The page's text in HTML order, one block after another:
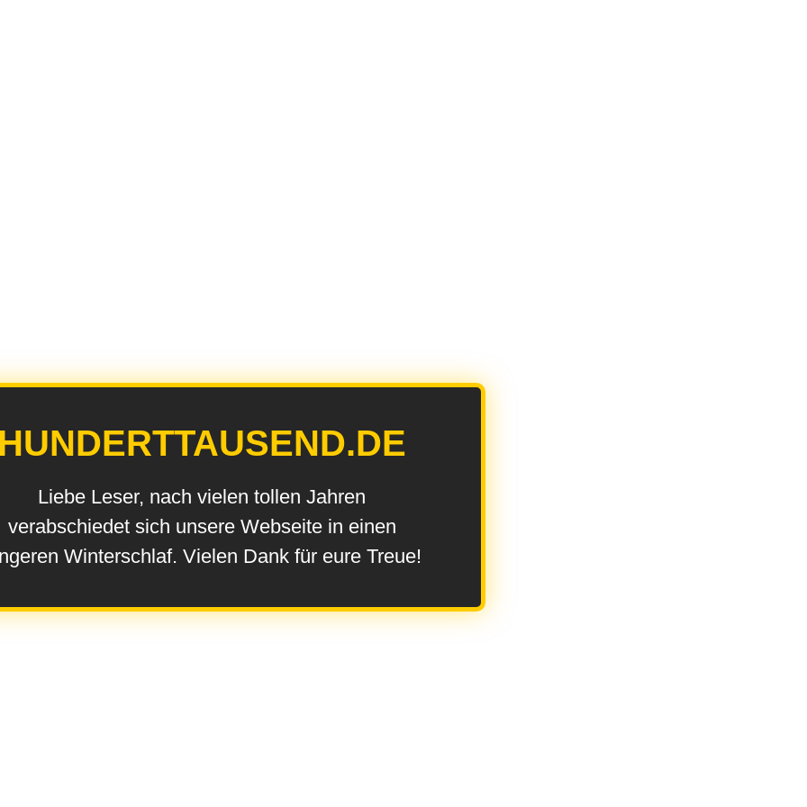
Liebe Leser, nach vielen tollen Jahren
verabschiedet sich unsere Webseite in einen
Winterschlaf. Vielen Dank für eure Treue!